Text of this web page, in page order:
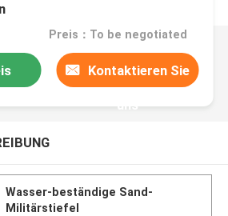
Preis：To be negotiated
Kontaktieren Sie
uns
Wasser-beständige Sand-
Militärstiefel